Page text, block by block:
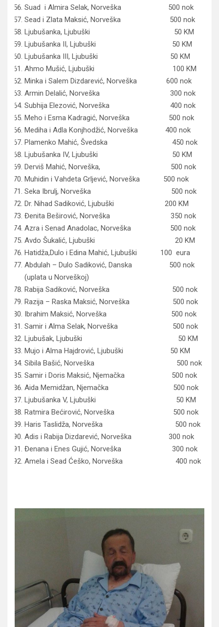
Suad i Almira Selak, Norveška 500 nok
Sead i Zlata Maksić, Norveška 500 nok
Ljubušanka, Ljubuški 50 KM
Ljubušanka II, Ljubuški 50 KM
Ljubušanka III, Ljubuški 50 KM
Ahmo Mušić, Ljubuški 100 KM
Minka i Salem Dizdarević, Norveška 600 nok
Armin Delalić, Norveška 300 nok
Subhija Elezović, Norveška 400 nok
Meho i Esma Kadragić, Norveška 500 nok
Mediha i Adla Konjhodžić, Norveška 400 nok
Plamenko Mahić, Švedska 450 nok
Ljubušanka IV, Ljubuški 50 KM
Derviš Mahić, Norveška, 500 nok
Muhidin i Vahdeta Grljević, Norveška 500 nok
Seka Ibrulj, Norveška 500 nok
Dr. Nihad Sadiković, Ljubuški 200 KM
Đenita Beširović, Norveška 350 nok
Azra i Senad Anadolac, Norveška 500 nok
Avdo Šukalić, Ljubuški 20 KM
Hatidža,Dulo i Edina Mahić, Ljubuški 100 eura
Abdulah – Dulo Sadiković, Danska 500 nok
(uplata u Norveškoj)
Rabija Sadiković, Norveška 500 nok
Razija – Raska Maksić, Norveška 500 nok
Ibrahim Maksić, Norveška 500 nok
Samir i Alma Selak, Norveška 500 nok
Ljubušak, Ljubuški 50 KM
Mujo i Alma Hajdrović, Ljubuški 50 KM
Sibila Bašić, Norveška 500 nok
Samir i Doris Maksić, Njemačka 500 nok
Aida Memidžan, Njemačka 500 nok
Ljubušanka V, Ljubuški 50 KM
Ratmira Bećirović, Norveška 500 nok
Haris Taslidža, Norveška 500 nok
Adis i Rabija Dizdarević, Norveška 300 nok
Đenana i Enes Gujić, Norveška 300 nok
Amela i Sead Ćeško, Norveška 400 nok